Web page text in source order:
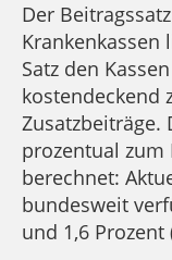
Der
Krankenkassen
Satz den
kostendeckend
Zusatzbeiträge.
prozentual zum
berechnet:
bundesweit
und 1,6 Prozent